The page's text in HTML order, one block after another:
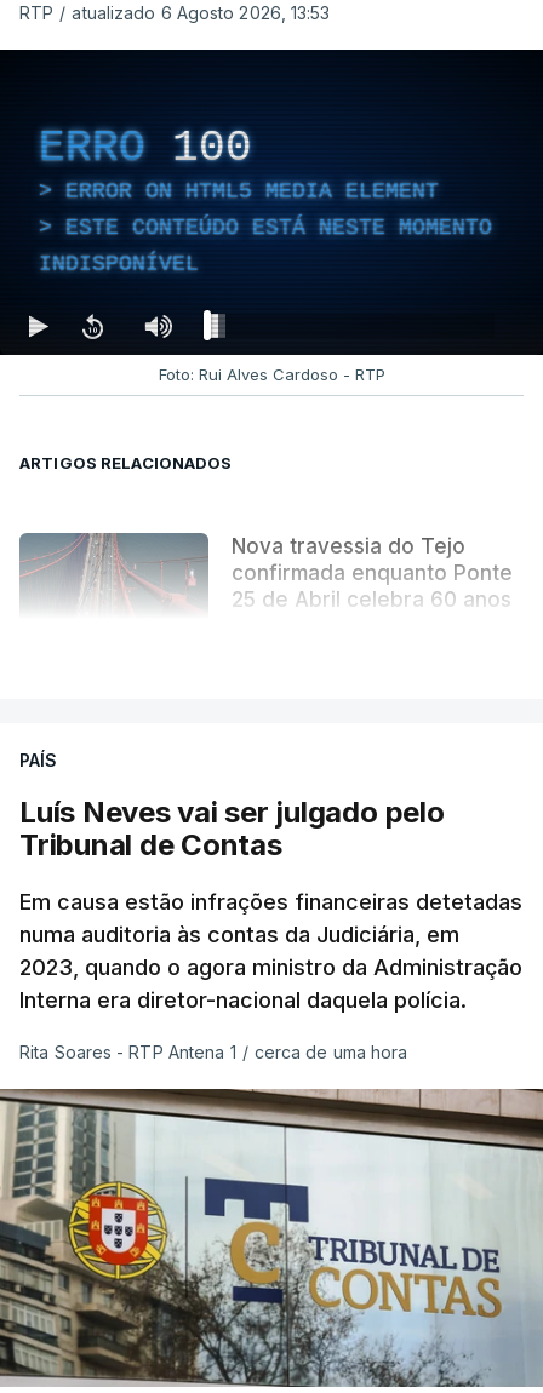
RTP / atualizado 6 Agosto 2026, 13:53
ERRO 100
ERROR ON HTML5 MEDIA ELEMENT
ESTE CONTEÚDO ESTÁ NESTE MOMENTO
INDISPONÍVEL
Foto: Rui Alves Cardoso - RTP
ARTIGOS RELACIONADOS
Nova travessia do Tejo
confirmada enquanto Ponte
25 de Abril celebra 60 anos
PAÍS
Luís Neves vai ser julgado pelo
Tribunal de Contas
Em causa estão infrações financeiras detetadas
numa auditoria às contas da Judiciária, em
2023, quando o agora ministro da Administração
Interna era diretor-nacional daquela polícia.
Rita Soares - RTP Antena 1 / cerca de uma hora